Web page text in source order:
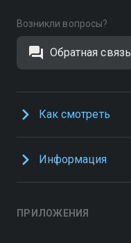
Возникли вопросы?
Обратная связь
Как смотреть
Информация
ПРИЛОЖЕНИЯ